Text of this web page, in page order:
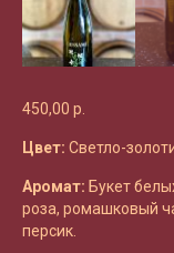
450,00 р.
Цвет: Светло-
Аромат: Букет
роза, ромашковый
персик.